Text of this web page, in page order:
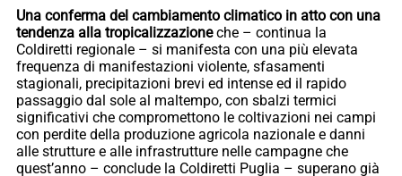
Una conferma del cambiamento climatico in atto con una
tendenza alla tropicalizzazioneche – continua la
Coldiretti regionale – si manifesta con una più elevata
frequenza di manifestazioni violente, sfasamenti
stagionali, precipitazioni brevi ed intense ed il rapido
passaggio dal sole al maltempo, con sbalzi termici
significativi che compromettono le coltivazioni nei campi
con perdite della produzione agricola nazionale e danni
alle strutture e alle infrastrutture nelle campagne che
quest’anno – conclude la Coldiretti Puglia – superano già